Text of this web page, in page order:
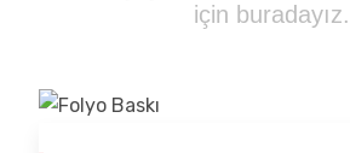
için buradayız.